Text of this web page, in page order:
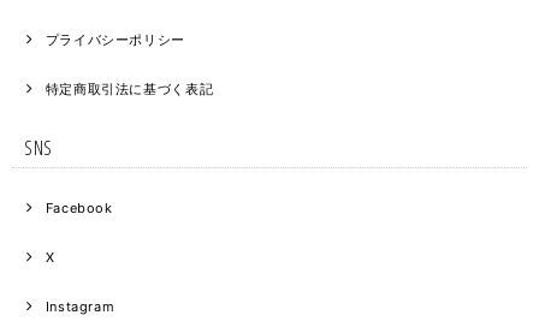
プライバシーポリシー
特定商取引法に基づく表記
SNS
Facebook
X
Instagram